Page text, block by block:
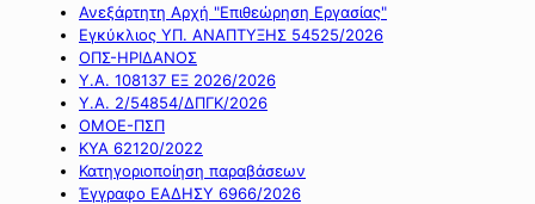
Ανεξάρτητη Αρχή "Επιθεώρηση Εργασίας"
Εγκύκλιος ΥΠ. ΑΝΑΠΤΥΞΗΣ 54525/2026
ΟΠΣ-ΗΡΙΔΑΝΟΣ
Υ.Α. 108137 ΕΞ 2026/2026
Υ.Α. 2/54854/ΔΠΓΚ/2026
ΟΜΟΕ-ΠΣΠ
ΚΥΑ 62120/2022
Κατηγοριοποίηση παραβάσεων
Έγγραφο ΕΑΔΗΣΥ 6966/2026